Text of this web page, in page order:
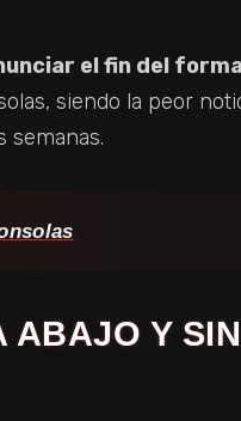
el fin del
siendo la peor
semanas.
ABAJO Y SIN